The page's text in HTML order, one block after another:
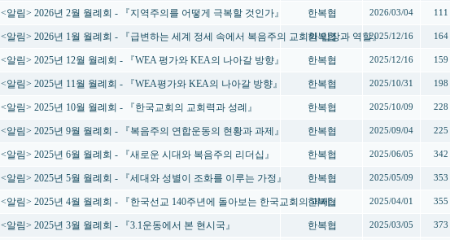
<알림> 2026년 2월 월례회 - 『지역주의를 어떻게 극복할 것인가』 한복협 2026/03/04 111
<알림> 2026년 1월 월례회 - 『급변하는 세계 정세 속에서 복음주의 교회의 입장과 역할』
한복협 2025/12/16 164
<알림> 2025년 12월 월례회 - 『WEA 평가와 KEA의 나아갈 방향』 한복협 2025/12/16 159
<알림> 2025년 11월 월례회 - 『WEA평가와 KEA의 나아갈 방향』 한복협 2025/10/31 198
<알림> 2025년 10월 월례회 - 『한국교회의 교회력과 성례』 한복협 2025/10/09 228
<알림> 2025년 9월 월례회 - 『복음주의 연합운동의 현황과 과제』 한복협 2025/09/04 225
<알림> 2025년 6월 월례회 - 『새로운 시대와 복음주의 리더십』 한복협 2025/06/05 342
<알림> 2025년 5월 월례회 - 『세대와 성별이 조화를 이루는 가정』 한복협 2025/05/09 353
<알림> 2025년 4월 월례회 - 『한국선교 140주년에 돌아보는 한국교회의 과제』
한복협 2025/04/01 355
<알림> 2025년 3월 월례회 - 『3.1운동에서 본 현시국』 한복협 2025/03/05 373